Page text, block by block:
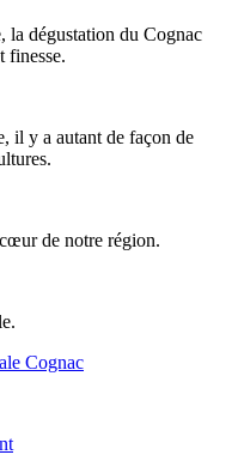
la dégustation du Cognac
finesse.
il y a autant de façon de
de notre région.
Cognac